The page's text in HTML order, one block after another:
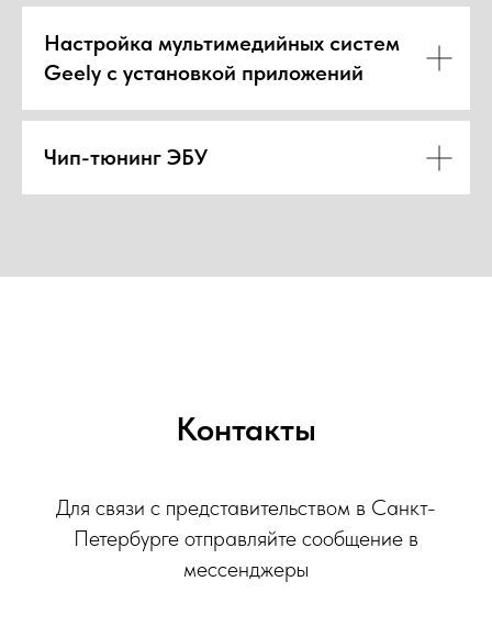
Настройка мультимедийных систем
Geely с установкой приложений
Чип-тюнинг ЭБУ
Контакты
Для связи с представительством в Санкт-
Петербурге отправляйте сообщение в
мессенджеры